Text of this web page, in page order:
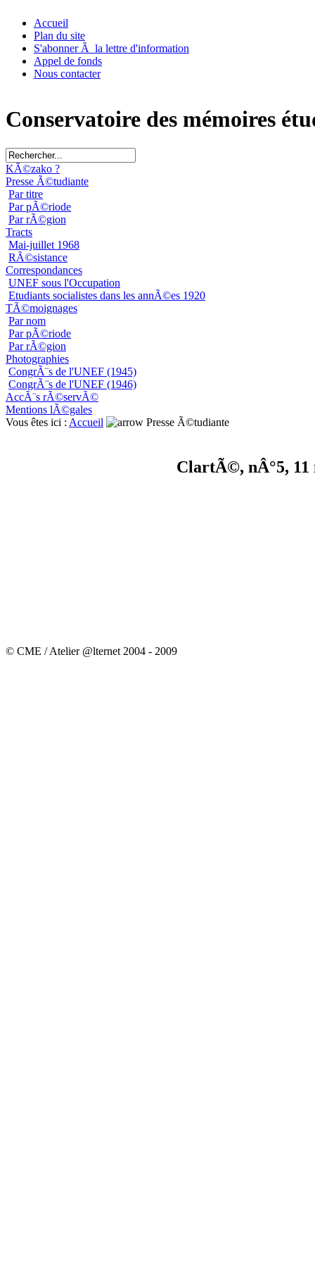
Accueil
Plan du site
S'abonner Ã la lettre d'information
Appel de fonds
Nous contacter
Conservatoire des mémoires
KÃ©zako ?
Presse Ã©tudiante
Par titre
Par pÃ©riode
Par rÃ©gion
Tracts
Mai-juillet 1968
RÃ©sistance
Correspondances
UNEF sous l'Occupation
Etudiants socialistes dans les annÃ©es 1920
TÃ©moignages
Par nom
Par pÃ©riode
Par rÃ©gion
Photographies
CongrÃ¨s de l'UNEF (1945)
CongrÃ¨s de l'UNEF (1946)
AccÃ¨s rÃ©servÃ©
Mentions lÃ©gales
Vous êtes ici : Accueil Presse Ã©tudiante
ClartÃ©, nÂ°5, 11
© CME / Atelier @lternet 2004 - 2009